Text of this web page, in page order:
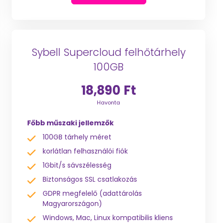
Sybell Supercloud felhőtárhely
100GB
18,890 Ft
Havonta
Főbb műszaki jellemzők
100GB tárhely méret
korlátlan felhasználói fiók
1Gbit/s sávszélesség
Biztonságos SSL csatlakozás
GDPR megfelelő (adattárolás
Magyarországon)
Windows, Mac, Linux kompatibilis kliens